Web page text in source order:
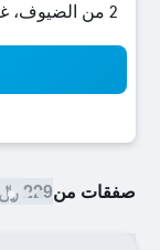
2 من الضيوف، غرفة واحدة
صفقات من229 ﷼